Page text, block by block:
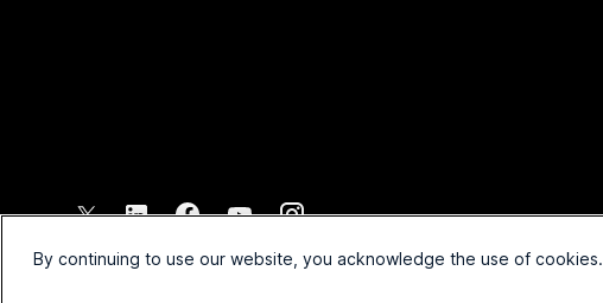
2026 Cisco és/vagy társvállalatai. Minden jog fenntartva.
By continuing to use our website, you acknowledge the use of cookies.